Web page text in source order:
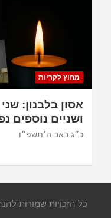
מחוץ לקריות
אסון בלבנון:
ושניים נוספים
כ״ג באב ה׳תשפ״ו
כל הזכויות שמורות